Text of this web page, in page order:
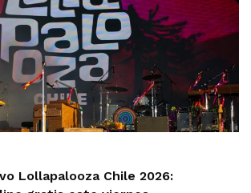
Lollapalooza Chile 2026: